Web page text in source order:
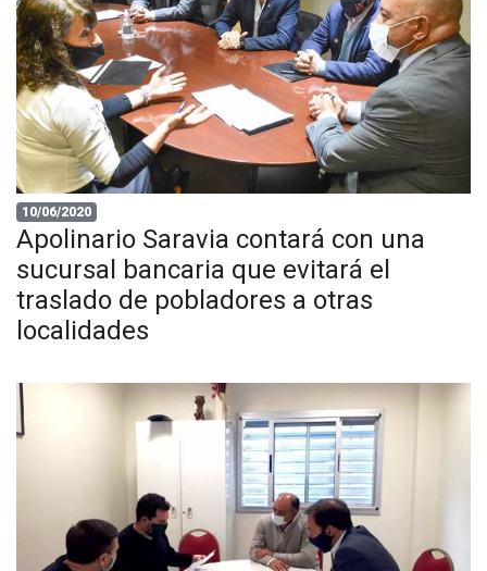
10/06/2020
Apolinario Saravia contará con una
sucursal bancaria que evitará el
traslado de pobladores a otras
localidades